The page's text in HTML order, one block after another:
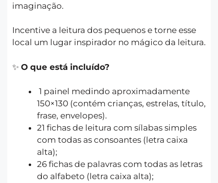
imaginação.
Incentive a leitura dos pequenos e torne esse
local um lugar inspirador no mágico da leitura.
✨ O que está incluído?
1 painel medindo aproximadamente
150×130 (contém crianças, estrelas, título,
frase, envelopes).
21 fichas de leitura com sílabas simples
com todas as consoantes (letra caixa
alta);
26 fichas de palavras com todas as letras
do alfabeto (letra caixa alta);